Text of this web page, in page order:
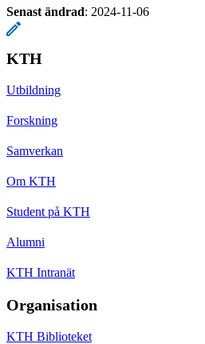
Senast ändrad: 2024-11-06
KTH
Utbildning
Forskning
Samverkan
Om KTH
Student på KTH
Alumni
KTH Intranät
Organisation
KTH Biblioteket